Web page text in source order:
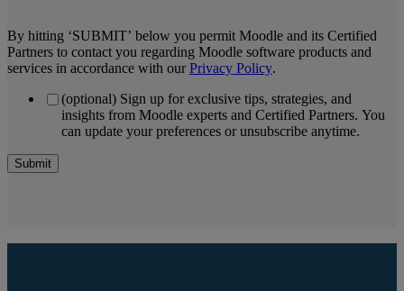
By hitting ‘SUBMIT’ below you permit Moodle and its Certified
Partners to contact you regarding Moodle software products and
services in accordance with our Privacy Policy.
(optional) Sign up for exclusive tips, strategies, and
insights from Moodle experts and Certified Partners. You
can update your preferences or unsubscribe anytime.